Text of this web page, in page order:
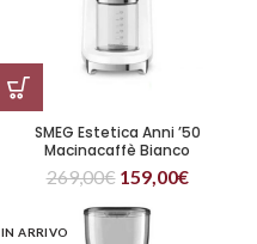
SMEG Estetica Anni ’50
Macinacaffè Bianco
269,00€ 159,00€
IN ARRIVO